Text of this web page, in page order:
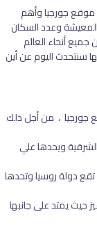
جورجيا وأهم
وعدد السكان
أنحاء العالم
سنتحدث اليوم عن أين
جورجيا ، من أجل ذلك
ويحدها علي
تقع دولة روسيا وتحدها
حيث يمتد على جانبها